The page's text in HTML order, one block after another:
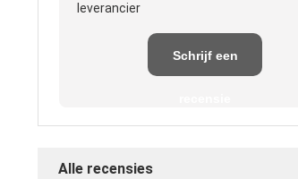
leverancier
Schrijf een
Alle recensies